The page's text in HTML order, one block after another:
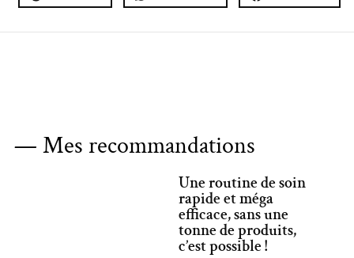
— Mes recommandations
Une routine de soin
rapide et méga
efficace, sans une
tonne de produits,
c’est possible !